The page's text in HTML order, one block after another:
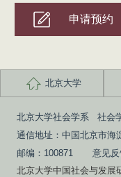
申请预约
北京大学
北京大学社会学系 社会
通信地址：中国北京市海
邮编：100871 意见反
北京大学中国社会与发展